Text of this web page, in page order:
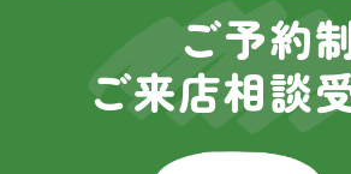
ご予約
ご来店相談